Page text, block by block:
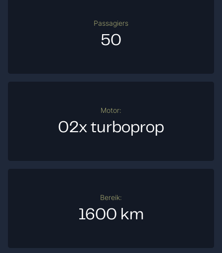
Passagiers
50
Motor:
02x turboprop
Bereik:
1600 km